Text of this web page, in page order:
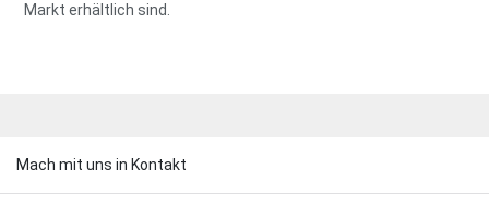
Markt erhältlich sind.
Mach mit uns in Kontakt